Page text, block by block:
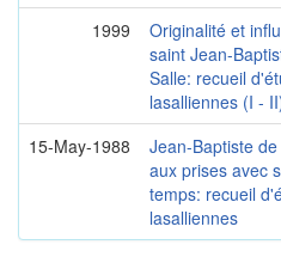
1999
Originalité et
saint Jean-
Salle: recueil
lasalliennes (I -
15-May-1988
Jean-Baptiste
aux prises avec
temps: recueil
lasalliennes